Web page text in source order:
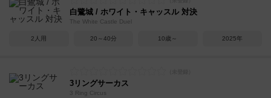
白鷺城 / ホワイト・キャッスル 対決
The White Castle Duel
2人用 20～40分 10歳～ 2025年
3リングサーカス
3 Ring Circus